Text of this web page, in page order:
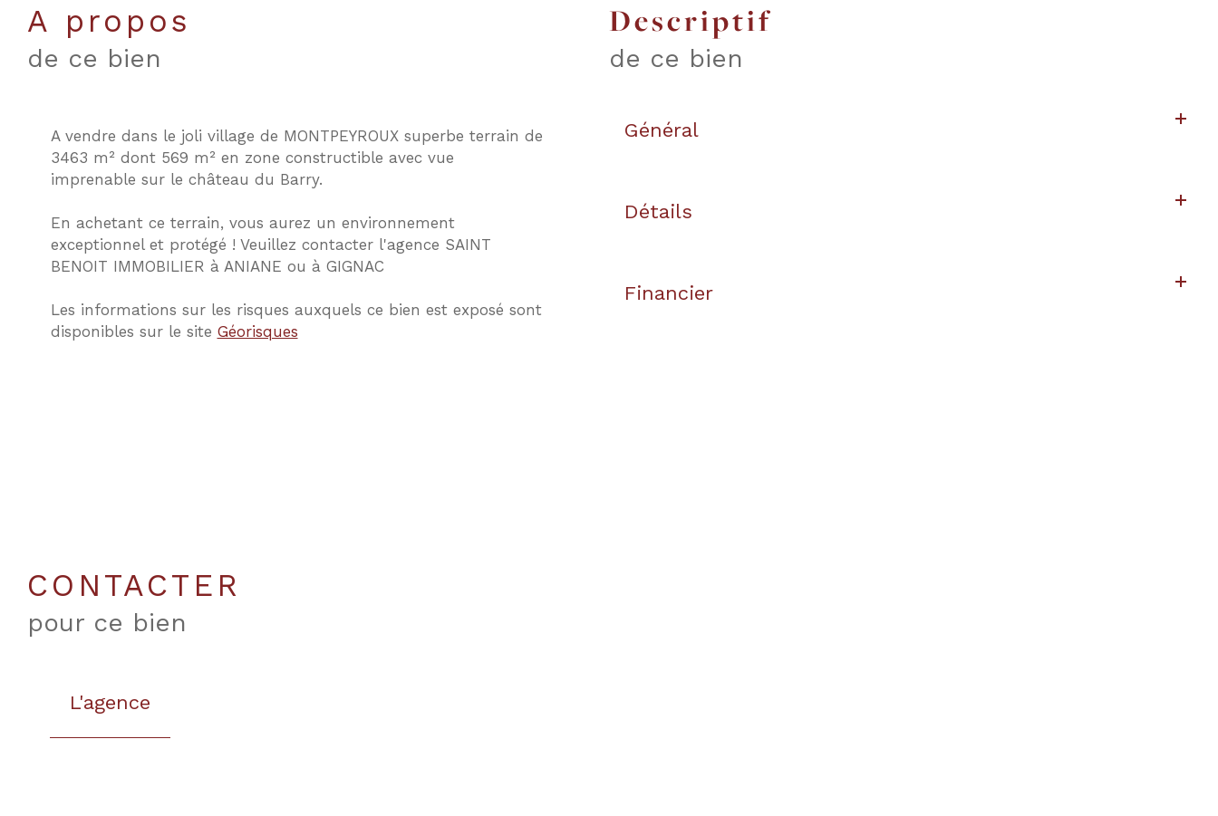
a propos
de ce bien
A vendre dans le joli village de MONTPEYROUX superbe terrain de
3463 m² dont 569 m² en zone constructible avec vue
imprenable sur le château du Barry.
En achetant ce terrain, vous aurez un environnement
exceptionnel et protégé ! Veuillez contacter l'agence SAINT
BENOIT IMMOBILIER à ANIANE ou à GIGNAC
Les informations sur les risques auxquels ce bien est exposé sont
disponibles sur le site Géorisques
descriptif
de ce bien
Général
Détails
Financier
CONTACTER
pour ce bien
L'agence